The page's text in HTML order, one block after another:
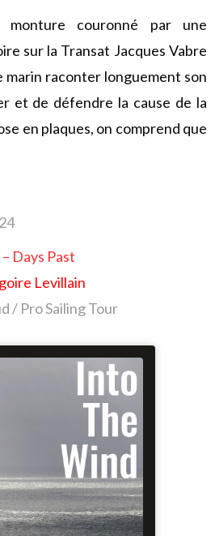
monture couronné par une
sur la Transat Jacques Vabre
marin raconter longuement son
et de défendre la cause de la
en plaques, on comprend que
Days Past
Levillain
/ Pro Sailing Tour